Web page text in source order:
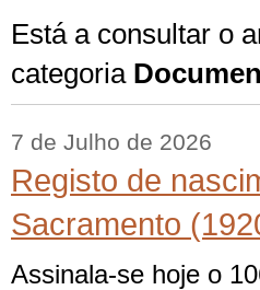
Está a consultar o
categoria
7 de Julho de 2026
Registo de
Sacramento
Assinala-se hoje o